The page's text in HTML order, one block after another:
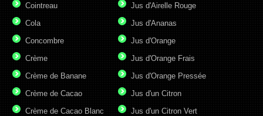
Cointreau
Cola
Concombre
Crème
Crème de Banane
Crème de Cacao
Crème de Cacao Blanc
Jus d'Airelle Rouge
Jus d'Ananas
Jus d'Orange
Jus d'Orange Frais
Jus d'Orange Pressée
Jus d'un Citron
Jus d'un Citron Vert